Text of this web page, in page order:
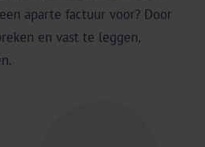
aparte factuur voor? Door
en vast te leggen,